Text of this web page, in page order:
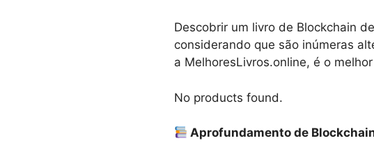
Descobrir um livro de Blockchain
considerando que são inúmeras
a MelhoresLivros.online, é o
No products found.
Aprofundamento de